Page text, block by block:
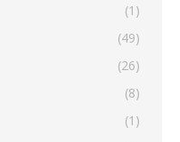
(1)
(49)
(26)
(8)
(1)